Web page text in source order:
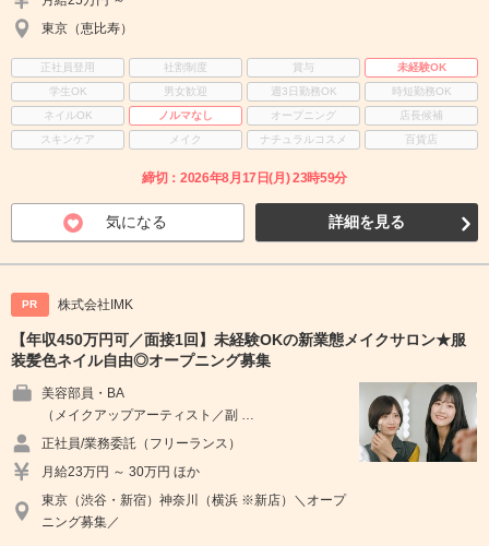
東京（恵比寿）
正社員登用 社割制度 賞与
未経験OK
学生OK
男女歓迎 週3日勤務OK
時短勤務OK
ネイルOK
ノルマなし オープニング
店長候補
スキンケア
メイク ナチュラルコスメ 百貨店
締切：2026年8月17日(月) 23時59分
気になる 詳細を見る
PR 株式会社IMK
【年収450万円可／面接1回】未経験OKの新業態メイクサロン★服
装髪色ネイル自由◎オープニング募集
美容部員・BA
（メイクアップアーティスト／副 …
正社員/業務委託（フリーランス）
月給23万円 ～ 30万円 ほか
東京（渋谷・新宿）神奈川（横浜 ※新店）＼オープ
ニング募集／